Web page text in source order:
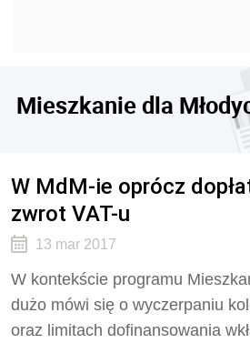
Mieszkanie dla
W MdM-ie oprócz
zwrot VAT-u
13 mar 2017
W kontekście programu
dużo mówi się o wyczerpaniu
oraz limitach dofinansowania